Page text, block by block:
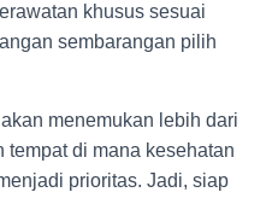
khusus sesuai
sembarangan pilih
menemukan lebih dari
di mana kesehatan
prioritas. Jadi, siap